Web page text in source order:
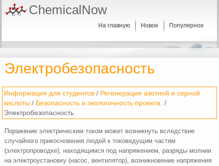
ChemicalNow
На главную Новое Популярное
Электробезопасность
Информация для студентов / Регенерация азотной и серной
кислоты / Безопасность и экологичность проекта. /
Электробезопасность
Поражение электрическим током может возникнуть вследствие
случайного прикосновения людей к токоведущим частям
(электропроводке), находящимся под напряжением, разряды молнии
на электроустановку (насос, вентилятор), возникновение напряжения